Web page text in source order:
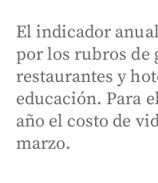
El indicador
por los rubros de
restaurantes y
educación. Para
año el costo de
marzo.